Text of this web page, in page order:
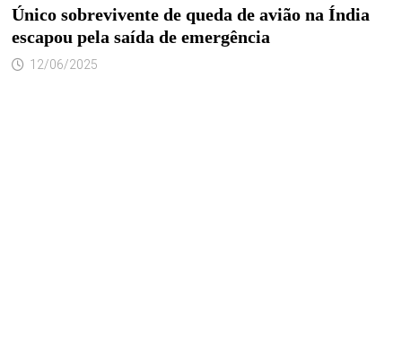
Único sobrevivente de queda de avião na Índia
escapou pela saída de emergência
12/06/2025